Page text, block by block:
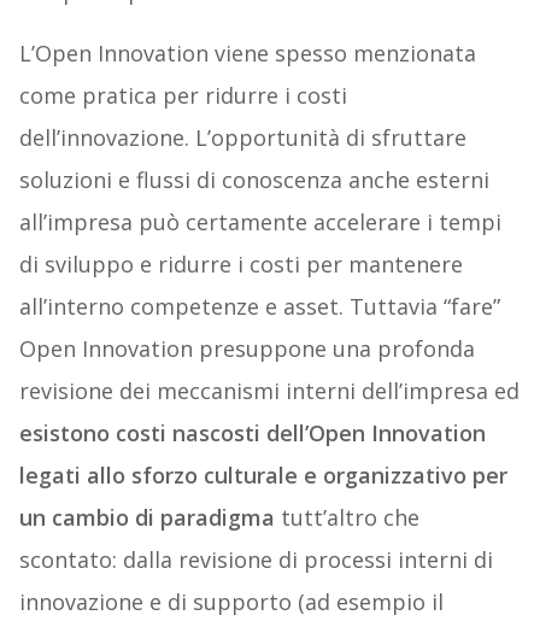
L’Open Innovation viene spesso menzionata
come pratica per ridurre i costi
dell’innovazione. L’opportunità di sfruttare
soluzioni e flussi di conoscenza anche esterni
all’impresa può certamente accelerare i tempi
di sviluppo e ridurre i costi per mantenere
all’interno competenze e asset. Tuttavia “fare”
Open Innovation presuppone una profonda
revisione dei meccanismi interni dell’impresa ed
esistono costi nascosti dell’Open Innovation
legati allo sforzo culturale e organizzativo per
un cambio di paradigma tutt’altro che
scontato: dalla revisione di processi interni di
innovazione e di supporto (ad esempio il